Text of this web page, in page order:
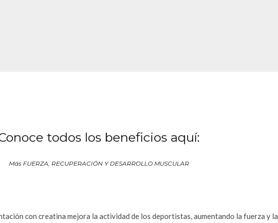
todos los beneficios aquí:
Más FUERZA, RECUPERACIÓN Y DESARROLLO MUSCULAR
con creatina mejora la actividad de los deportistas, aumentando la fuerza y la